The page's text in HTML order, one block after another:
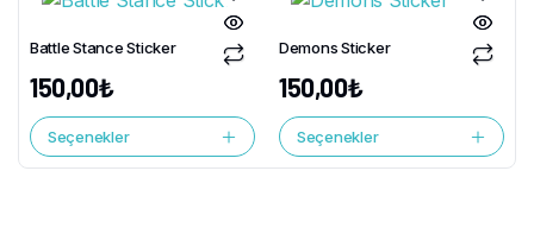
Battle Stance Sticker
150,00₺
Seçenekler
Demons Sticker
150,00₺
Seçenekler